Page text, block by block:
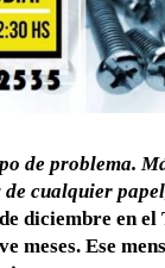
de problema.
de cualquier papel
diciembre en
meses. Ese